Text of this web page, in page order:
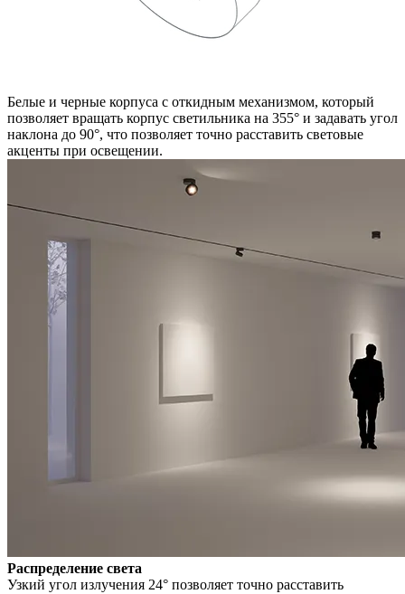
Белые и черные корпуса с откидным механизмом, который
позволяет вращать корпус светильника на 355° и задавать угол
наклона до 90°, что позволяет точно расставить световые
акценты при освещении.
Распределение света
Узкий угол излучения 24° позволяет точно расставить